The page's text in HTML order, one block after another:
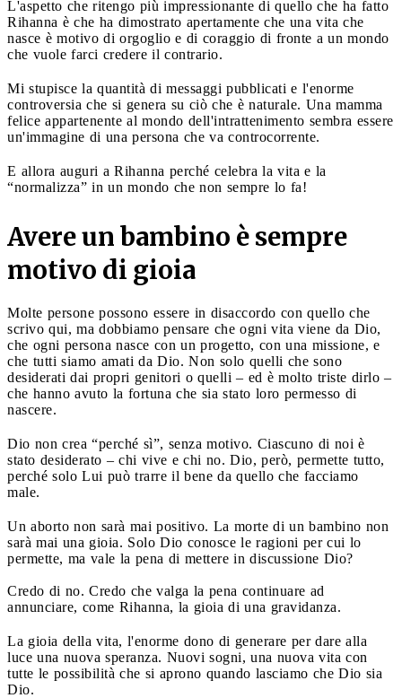
L'aspetto che ritengo più impressionante di quello che ha fatto
Rihanna è che ha dimostrato apertamente che una vita che
nasce è motivo di orgoglio e di coraggio di fronte a un mondo
che vuole farci credere il contrario.
Mi stupisce la quantità di messaggi pubblicati e l'enorme
controversia che si genera su ciò che è naturale. Una mamma
felice appartenente al mondo dell'intrattenimento sembra essere
un'immagine di una persona che va controcorrente.
E allora auguri a Rihanna perché celebra la vita e la
“normalizza” in un mondo che non sempre lo fa!
Avere un bambino è sempre
motivo di gioia
Molte persone possono essere in disaccordo con quello che
scrivo qui, ma dobbiamo pensare che ogni vita viene da Dio,
che ogni persona nasce con un progetto, con una missione, e
che tutti siamo amati da Dio. Non solo quelli che sono
desiderati dai propri genitori o quelli – ed è molto triste dirlo –
che hanno avuto la fortuna che sia stato loro permesso di
nascere.
Dio non crea “perché sì”, senza motivo. Ciascuno di noi è
stato desiderato – chi vive e chi no. Dio, però, permette tutto,
perché solo Lui può trarre il bene da quello che facciamo
male.
Un aborto non sarà mai positivo. La morte di un bambino non
sarà mai una gioia. Solo Dio conosce le ragioni per cui lo
permette, ma vale la pena di mettere in discussione Dio?
Credo di no. Credo che valga la pena continuare ad
annunciare, come Rihanna, la gioia di una gravidanza.
La gioia della vita, l'enorme dono di generare per dare alla
luce una nuova speranza. Nuovi sogni, una nuova vita con
tutte le possibilità che si aprono quando lasciamo che Dio sia
Dio.